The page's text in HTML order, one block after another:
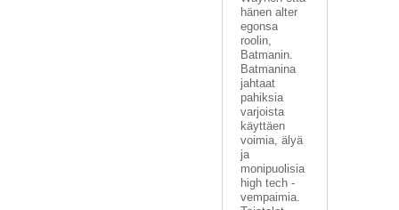
hänen alter
egonsa
roolin,
Batmanin.
Batmanina
jahtaat
pahiksia
varjoista
käyttäen
voimia, älyä
ja
monipuolisia
high tech -
vempaimia.